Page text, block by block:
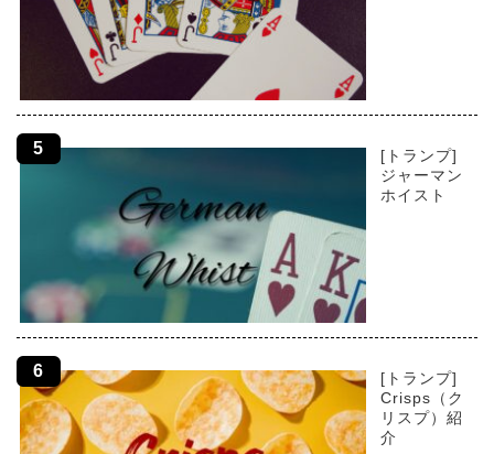
[トランプ]
ジャーマン
ホイスト
[トランプ]
Crisps（ク
リスプ）紹
介